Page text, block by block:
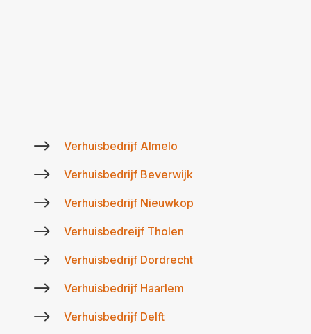
$ Verhuisbedrijf Almelo
$ Verhuisbedrijf Beverwijk
$ Verhuisbedrijf Nieuwkop
$ Verhuisbedreijf Tholen
$ Verhuisbedrijf Dordrecht
$ Verhuisbedrijf Haarlem
$ Verhuisbedrijf Delft